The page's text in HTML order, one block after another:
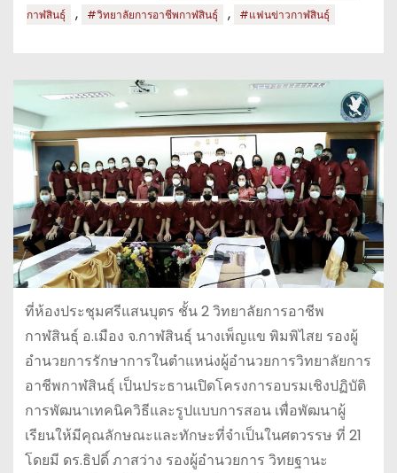
กาฬสินธุ์
, #วิทยาลัยการอาชีพกาฬสินธุ์ , #แฟนข่าวกาฬสินธุ์
ที่ห้องประชุมศรีแสนบุตร ชั้น 2 วิทยาลัยการอาชีพ
กาฬสินธุ์ อ.เมือง จ.กาฬสินธุ์ นางเพ็ญแข พิมพิไสย รองผู้
อำนวยการรักษาการในตำแหน่งผู้อำนวยการวิทยาลัยการ
อาชีพกาฬสินธุ์ เป็นประธานเปิดโครงการอบรมเชิงปฏิบัติ
การพัฒนาเทคนิควิธีและรูปแบบการสอน เพื่อพัฒนาผู้
เรียนให้มีคุณลักษณะและทักษะที่จำเป็นในศตวรรษ ที่ 21
โดยมี ดร.ธิปดิ์ ภาสว่าง รองผู้อำนวยการ วิทยฐานะ